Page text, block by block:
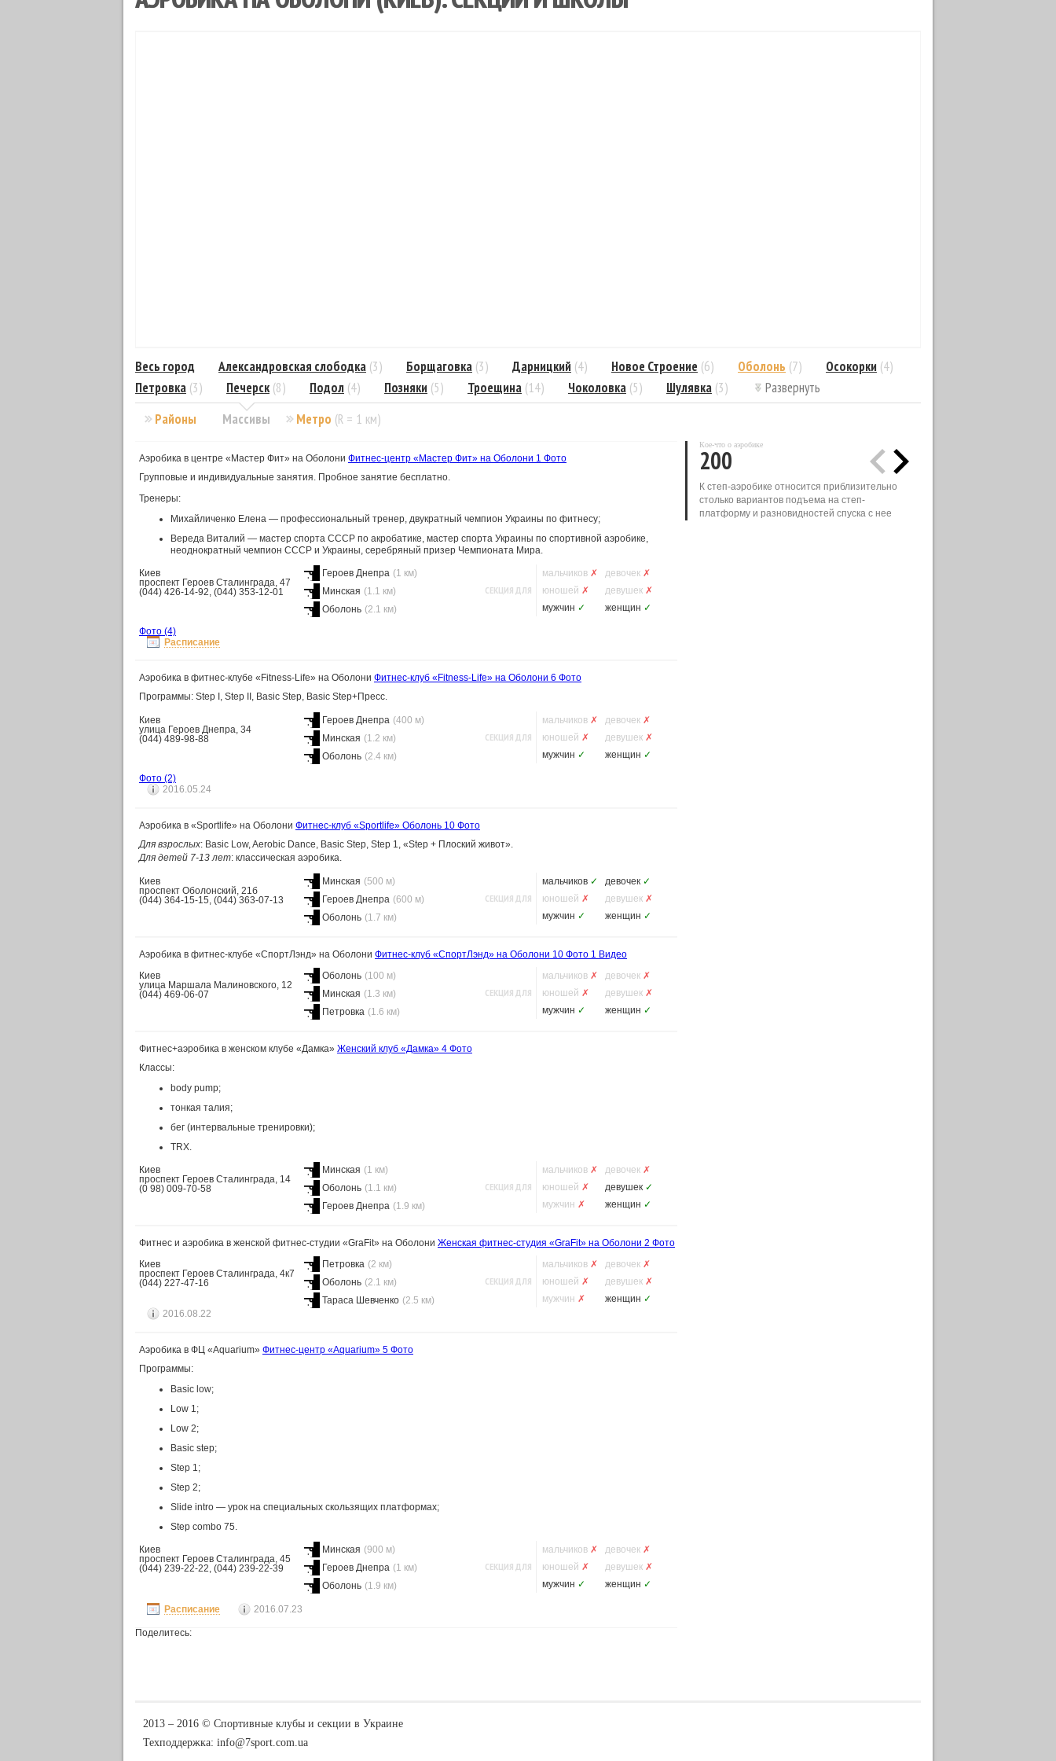
Районы Массивы
Весь город Александровская слободка (3) Борщаговка (3) Дарницкий (4) Новое Строение (6) Оболонь (7) Осокорки (4)
Петровка (3) Печерск (8) Подол (4) Позняки (5) Троещина (14) Чоколовка (5) Шулявка (3)
Развернуть
Метро (R = 1 км)
Аэробика в центре «Мастер Фит» на Оболони Фитнес-центр «Мастер Фит» на Оболони 1 Фото
Групповые и индивидуальные занятия. Пробное занятие бесплатно.
Тренеры:
Михайличенко Елена — профессиональный тренер, двукратный чемпион Украины по фитнесу;
Вереда Виталий — мастер спорта СССР по акробатике, мастер спорта Украины по спортивной аэробике,
неоднократный чемпион СССР и Украины, серебряный призер Чемпионата Мира.
Киев
проспект Героев Сталинграда, 47
(044) 426-14-92, (044) 353-12-01
Героев Днепра (1 км)
Минская (1.1 км)
Оболонь (2.1 км)
СЕКЦИЯ ДЛЯ
мальчиков ✗ девочек ✗
юношей ✗ девушек ✗
мужчин ✓ женщин ✓
Фото (4)
Расписание
Аэробика в фитнес-клубе «Fitness-Life» на Оболони Фитнес-клуб «Fitness-Life» на Оболони 6 Фото
Программы: Step I, Step II, Basic Step, Basic Step+Пресс.
Киев
улица Героев Днепра, 34
(044) 489-98-88
Героев Днепра (400 м)
Минская (1.2 км)
Оболонь (2.4 км)
СЕКЦИЯ ДЛЯ
мальчиков ✗ девочек ✗
юношей ✗ девушек ✗
мужчин ✓ женщин ✓
Фото (2)
2016.05.24
Аэробика в «Sportlife» на Оболони Фитнес-клуб «Sportlife» Оболонь 10 Фото
Для взрослых: Basic Low, Aerobic Dance, Basic Step, Step 1, «Step + Плоский живот».
Для детей 7-13 лет: классическая аэробика.
Киев
проспект Оболонский, 21б
(044) 364-15-15, (044) 363-07-13
Минская (500 м)
Героев Днепра (600 м)
Оболонь (1.7 км)
СЕКЦИЯ ДЛЯ
мальчиков ✓ девочек ✓
юношей ✗ девушек ✗
мужчин ✓ женщин ✓
Аэробика в фитнес-клубе «СпортЛэнд» на Оболони Фитнес-клуб «СпортЛэнд» на Оболони 10 Фото 1 Видео
Киев
улица Маршала Малиновского, 12
(044) 469-06-07
Оболонь (100 м)
Минская (1.3 км)
Петровка (1.6 км)
СЕКЦИЯ ДЛЯ
мальчиков ✗ девочек ✗
юношей ✗ девушек ✗
мужчин ✓ женщин ✓
Фитнес+аэробика в женском клубе «Дамка» Женский клуб «Дамка» 4 Фото
Классы:
body pump;
тонкая талия;
бег (интервальные тренировки);
TRX.
Киев
проспект Героев Сталинграда, 14
(0 98) 009-70-58
Минская (1 км)
Оболонь (1.1 км)
Героев Днепра (1.9 км)
СЕКЦИЯ ДЛЯ
мальчиков ✗ девочек ✗
юношей ✗ девушек ✓
мужчин ✗ женщин ✓
Фитнес и аэробика в женской фитнес-студии «GraFit» на Оболони Женская фитнес-студия «GraFit» на Оболони 2 Фото
Киев
проспект Героев Сталинграда, 4к7
(044) 227-47-16
Петровка (2 км)
Оболонь (2.1 км)
Тараса Шевченко (2.5 км)
СЕКЦИЯ ДЛЯ
мальчиков ✗ девочек ✗
юношей ✗ девушек ✗
мужчин ✗ женщин ✓
2016.08.22
Аэробика в ФЦ «Aquarium» Фитнес-центр «Aquarium» 5 Фото
Программы:
Basic low;
Low 1;
Low 2;
Basic step;
Step 1;
Step 2;
Slide intro — урок на специальных скользящих платформах;
Step combo 75.
Киев
проспект Героев Сталинграда, 45
(044) 239-22-22, (044) 239-22-39
Минская (900 м)
Героев Днепра (1 км)
Оболонь (1.9 км)
СЕКЦИЯ ДЛЯ
мальчиков ✗ девочек ✗
юношей ✗ девушек ✗
мужчин ✓ женщин ✓
Расписание 2016.07.23
Поделитесь:
Кое-что о аэробике
200
К степ-аэробике относится приблизительно
столько вариантов подъема на степ-
платформу и разновидностей спуска с нее
2013 ‒ 2016 © Спортивные клубы и секции в Украине
Техподдержка: info@7sport.com.ua